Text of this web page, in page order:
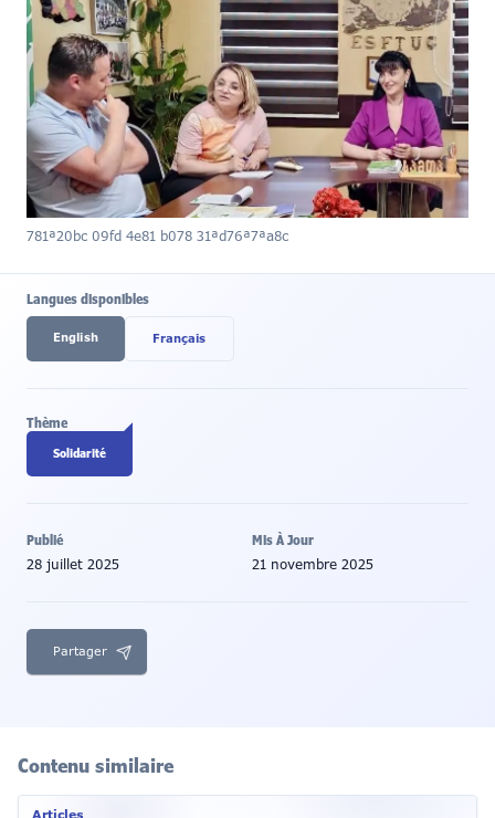
781a20bc 09fd 4e81 b078 31ad76a7aa8c
Langues disponibles
English Français
Thème
Solidarité
Publié
28 juillet 2025
Mis À Jour
21 novembre 2025
Partager
Contenu similaire
Articles